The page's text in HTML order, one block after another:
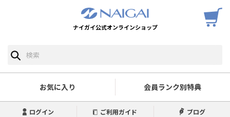
ナイガイ公式オンラインショップ
お気に入り 会員ランク別特典
ログイン ご利用ガイド ブログ